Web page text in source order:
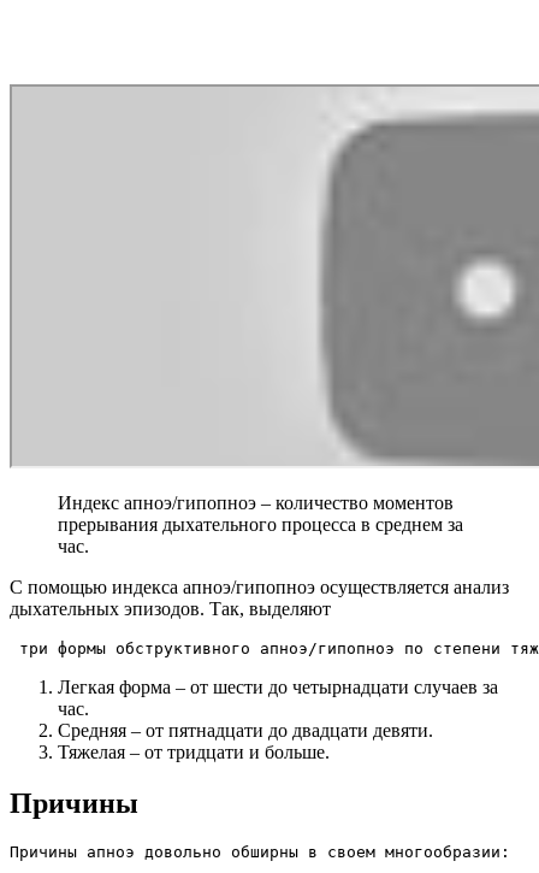
Индекс апноэ/гипопноэ – количество моментов
прерывания дыхательного процесса в среднем за
час.
С помощью индекса апноэ/гипопноэ осуществляется анализ
дыхательных эпизодов. Так, выделяют
три формы обструктивного апноэ/гипопноэ по степени
Легкая форма – от шести до четырнадцати случаев за
час.
Средняя – от пятнадцати до двадцати девяти.
Тяжелая – от тридцати и больше.
Причины
Причины апноэ довольно обширны в своем многообразии: